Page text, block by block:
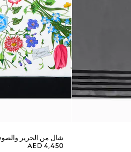
شال من الحرير
AED 4,450